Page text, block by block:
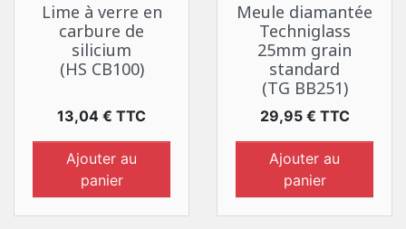
Lime à verre en
carbure de
silicium
(HS CB100)
Prix
13,04 € TTC
Ajouter au
panier
Meule diamantée
Techniglass
25mm grain
standard
(TG BB251)
Prix
29,95 € TTC
Ajouter au
panier